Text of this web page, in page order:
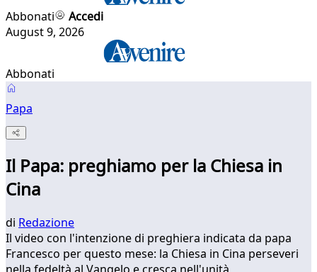
Abbonati
Accedi
August 9, 2026
Abbonati
Papa
Il Papa: preghiamo per la Chiesa in
Cina
di Redazione
Il video con l'intenzione di preghiera indicata da papa
Francesco per questo mese: la Chiesa in Cina perseveri